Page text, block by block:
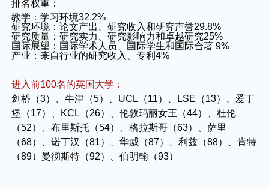
排名权重：
教学：学习环境32.2%
研究环境：论文产出、研究收入和研究声誉29.8%
研究质量：研究实力、研究影响力和卓越研究25%
国际展望：国际学术人员、国际学生和国际合著 9%
产业：来自行业的研究收入、专利4%
进入前100名的英国大学：
剑桥（3）、牛津（5）、UCL（11）、LSE（13）、爱丁
堡（17）、KCL（26）、伦敦玛丽女王（44）、杜伦
（52）、布里斯托（54）、格拉斯哥（63）、萨里
（68）、诺丁汉（81）、华威（87）、利兹（88）、肯特
（89）曼彻斯特（92）、伯明翰（93）